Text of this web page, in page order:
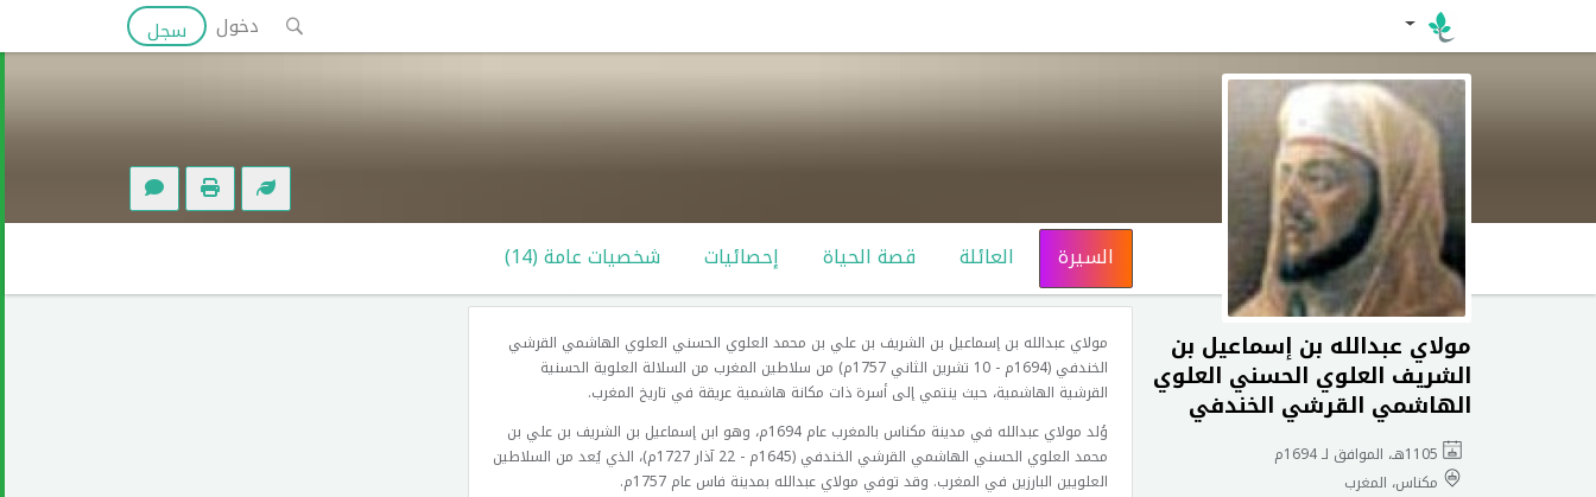
دخول سجل
مولاي عبدالله بن إسماعيل بن
الشريف العلوي الحسني العلوي
الهاشمي القرشي الخندفي
مكناس، المغرب
السيرة العائلة قصة الحياة إحصائيات شخصيات عامة (14)
مولاي عبدالله بن إسماعيل بن الشريف بن علي بن محمد العلوي الحسني العلوي الهاشمي القرشي
الخندفي (1694م - 10 تشرين الثاني 1757م) من سلاطين المغرب من السلالة العلوية الحسنية
القرشية الهاشمية، حيث ينتمي إلى أسرة ذات مكانة هاشمية عريقة في تاريخ المغرب.
وُلد مولاي عبدالله في مدينة مكناس بالمغرب عام 1694م، وهو ابن إسماعيل بن الشريف بن علي بن
محمد العلوي الحسني الهاشمي القرشي الخندفي (1645م - 22 آذار 1727م)، الذي يُعد من السلاطين
العلويين البارزين في المغرب. وقد توفي مولاي عبدالله بمدينة فاس عام 1757م.